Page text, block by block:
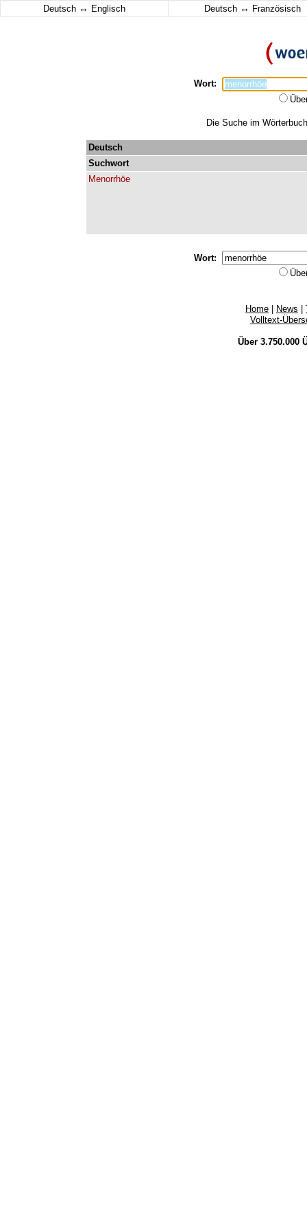
Deutsch ↔ Englisch Deutsch ↔ Französisch
Wort:
Die Suche im
Deutsch
Suchwort
Menorrhöe
Wort:
Home News
Volltext-
Über 3.750.000